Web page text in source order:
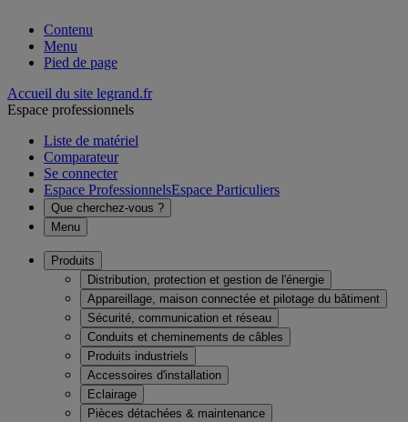
Contenu
Menu
Pied de page
Accueil du site legrand.fr
Espace professionnels
Liste de matériel
Comparateur
Se connecter
Espace ProfessionnelsEspace Particuliers
Que cherchez-vous ?
Menu
Produits
Distribution, protection et gestion de l'énergie
Appareillage, maison connectée et pilotage du bâtiment
Sécurité, communication et réseau
Conduits et cheminements de câbles
Produits industriels
Accessoires d'installation
Eclairage
Pièces détachées & maintenance